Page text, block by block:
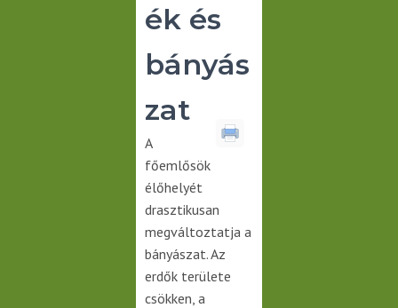
ék és
bányás
zat
A
főemlősök
élőhelyét
drasztikusan
megváltoztatja a
bányászat. Az
erdők területe
csökken, a